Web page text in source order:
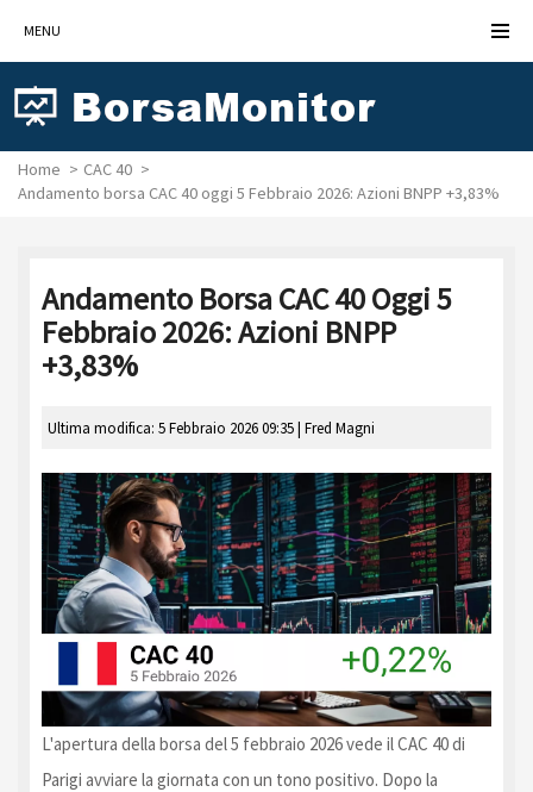
MENU
Home
CAC 40
Andamento borsa CAC 40 oggi 5 Febbraio 2026: Azioni BNPP +3,83%
Andamento Borsa CAC 40 Oggi 5
Febbraio 2026: Azioni BNPP
+3,83%
Ultima modifica: 5 Febbraio 2026 09:35 | Fred Magni
L'apertura della borsa del 5 febbraio 2026 vede il CAC 40 di
Parigi avviare la giornata con un tono positivo. Dopo la